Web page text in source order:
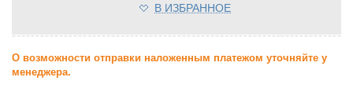
В ИЗБРАННОЕ
О возможности отправки наложенным платежом уточняйте у
менеджера.